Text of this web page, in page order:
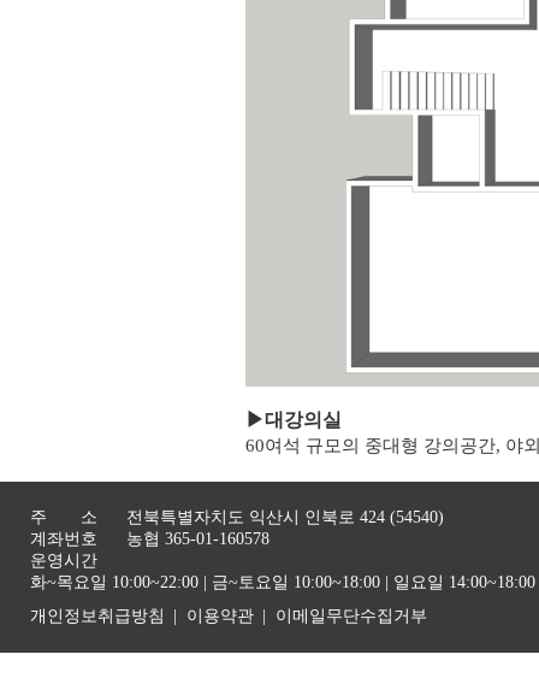
▶대강의실
60여석 규모의 중대형 강의공간, 야
주 소
전북특별자치도 익산시 인북로 424 (54540)
계좌번호
농협 365-01-160578
운영시간
화~목요일 10:00~22:00 | 금~토요일 10:00~18:00 | 일요일
개인정보취급방침
이용약관 이메일무단수집거부